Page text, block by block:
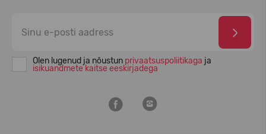
Olen lugenud ja nõustun privaatsuspoliitikaga ja
isikuandmete kaitse eeskirjadega